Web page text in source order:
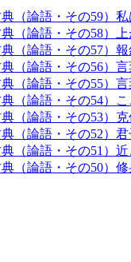
（論語・その59）
（論語・その58）
（論語・その57）
（論語・その56）
（論語・その55）
（論語・その54）
（論語・その53）
（論語・その52）
（論語・その51）
（論語・その50）